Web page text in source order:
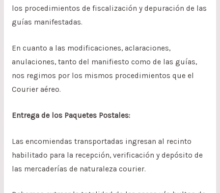
los procedimientos de fiscalización y depuración de las
guías manifestadas.
En cuanto a las modificaciones, aclaraciones,
anulaciones, tanto del manifiesto como de las guías,
nos regimos por los mismos procedimientos que el
Courier aéreo.
Entrega de los Paquetes Postales:
Las encomiendas transportadas ingresan al recinto
habilitado para la recepción, verificación y depósito de
las mercaderías de naturaleza courier.